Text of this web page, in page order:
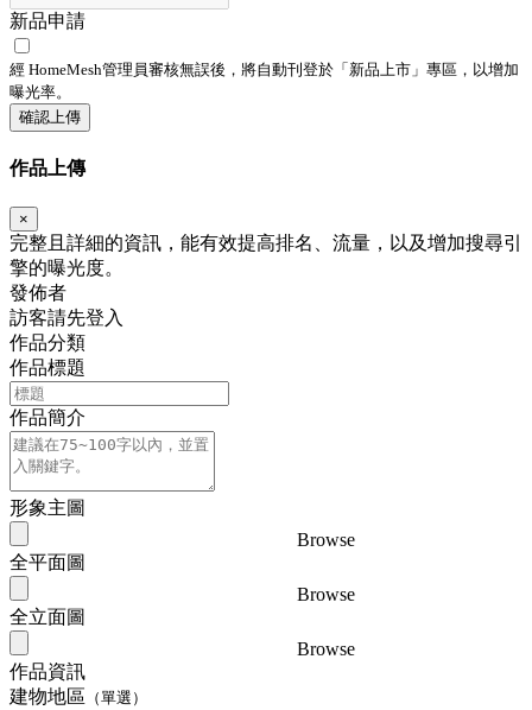
新品申請
經 HomeMesh管理員審核無誤後，將自動刊登於「 新品上市 」專區，以增加
曝光率。
確認上傳
作品上傳
×
完整且詳細的資訊，能有效提高排名、流量，以及增加搜尋引
擎的曝光度。
發佈者
訪客請先登入
作品分類
作品標題
作品簡介
形象主圖
Browse
全平面圖
Browse
全立面圖
Browse
作品資訊
建物地區 （單選）